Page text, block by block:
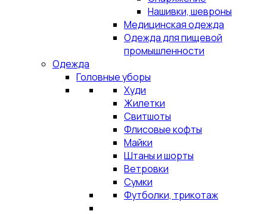
Нашивки, шевроны
Медицинская одежда
Одежда для пищевой
промышленности
Одежда
Головные уборы
Худи
Жилетки
Свитшоты
Флисовые кофты
Майки
Штаны и шорты
Ветровки
Сумки
Футболки, трикотаж